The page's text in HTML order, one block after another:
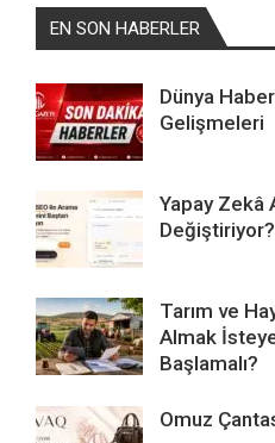
EN SON HABERLER
Dünya
Gelişmeleri
Yapay Zekâ
Değiştiriyor?
Tarım ve
Almak
Başlamalı?
Omuz